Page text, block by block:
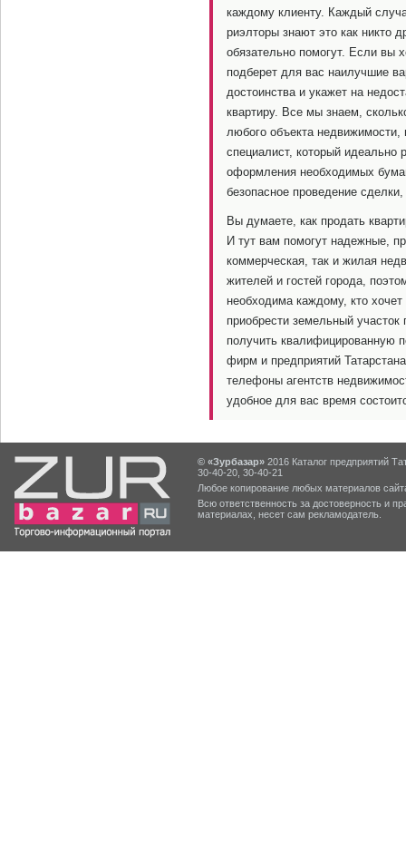
каждому клиенту. Каждый
риэлторы знают это как никто
обязательно помогут. Если вы
подберет для вас наилучшие
достоинства и укажет на
квартиру. Все мы знаем,
любого объекта
специалист, который идеально
оформления необходимых
безопасное проведение
Вы думаете, как продать
И тут вам помогут надежные,
коммерческая, так и жилая
жителей и гостей города,
необходима каждому, кто
приобрести земельный
получить квалифицированную
фирм и предприятий
телефоны агентств
удобное для вас время
© «Зурбазар» 2016 Каталог предприятий
30-40-20, 30-40-21
Любое копирование любых материалов
Всю ответственность за достоверность и
материалах, несет сам рекламодатель.